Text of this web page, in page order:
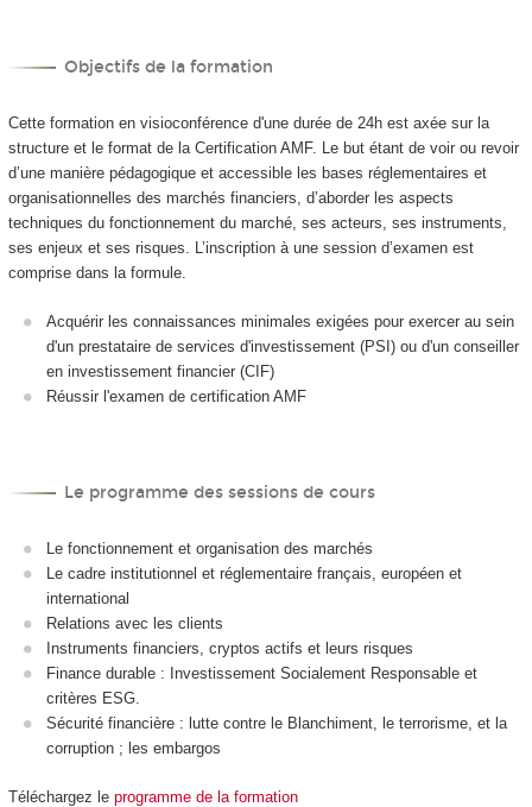
Objectifs de la formation
Cette formation en visioconférence d'une durée de 24h est axée sur la
structure et le format de la Certification AMF. Le but étant de voir ou revoir
d’une manière pédagogique et accessible les bases réglementaires et
organisationnelles des marchés financiers, d’aborder les aspects
techniques du fonctionnement du marché, ses acteurs, ses instruments,
ses enjeux et ses risques. L’inscription à une session d’examen est
comprise dans la formule.
Acquérir les connaissances minimales exigées pour exercer au sein
d'un prestataire de services d'investissement (PSI) ou d'un conseiller
en investissement financier (CIF)
Réussir l'examen de certification AMF
Le programme des sessions de cours
Le fonctionnement et organisation des marchés
Le cadre institutionnel et réglementaire français, européen et
international
Relations avec les clients
Instruments financiers, cryptos actifs et leurs risques
Finance durable : Investissement Socialement Responsable et
critères ESG.
Sécurité financière : lutte contre le Blanchiment, le terrorisme, et la
corruption ; les embargos
Téléchargez le programme de la formation